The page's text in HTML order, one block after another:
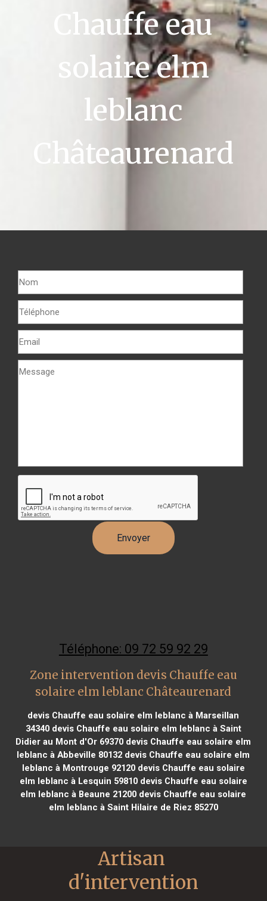
Chauffe eau
solaire elm
leblanc
Châteaurenard
Téléphone: 09 72 59 92 29
Zone intervention devis Chauffe eau
solaire elm leblanc Châteaurenard
devis Chauffe eau solaire elm leblanc à Marseillan
34340devis Chauffe eau solaire elm leblanc à Saint
Didier au Mont d'Or 69370 devis Chauffe eau solaire elm
leblanc à Abbeville 80132 devis Chauffe eau solaire elm
leblanc à Montrouge 92120devis Chauffe eau solaire
elm leblanc à Lesquin 59810devis Chauffe eau solaire
elm leblanc à Beaune 21200 devis Chauffe eau solaire
elm leblanc à Saint Hilaire de Riez 85270
Artisan
d'intervention